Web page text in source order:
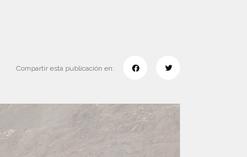
Compartir esta publicación en: